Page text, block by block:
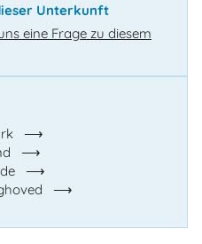
Unterkunft
eine Frage zu diesem